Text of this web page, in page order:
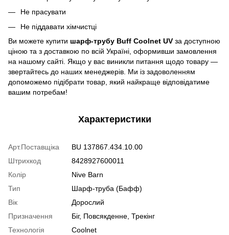
Не прасувати
Не піддавати хімчистці
Ви можете купити шарф-трубу Buff Coolnet UV за доступною
ціною та з доставкою по всій Україні, оформивши замовлення
на нашому сайті. Якщо у вас виникли питання щодо товару —
звертайтесь до наших менеджерів. Ми із задоволенням
допоможемо підібрати товар, який найкраще відповідатиме
вашим потребам!
Характеристики
Арт.Поставщіка
BU 137867.434.10.00
Штрихкод
8428927600011
Колір
Nive Barn
Тип
Шарф-труба (Бафф)
Вік
Дорослий
Призначення
Біг, Повсякденне, Трекінг
Технологія
Coolnet